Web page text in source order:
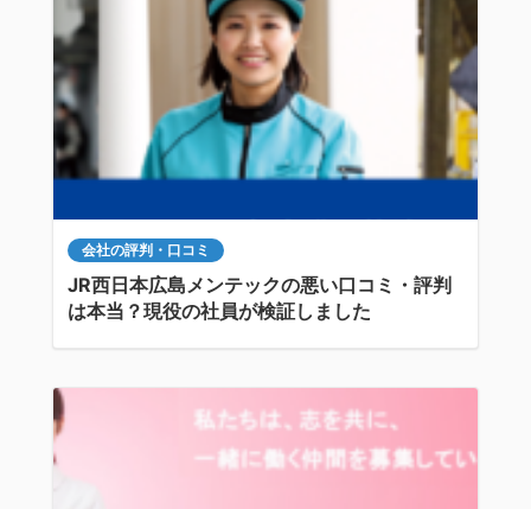
会社の評判・口コミ
JR西日本広島メンテックの悪い口コミ・評判
は本当？現役の社員が検証しました